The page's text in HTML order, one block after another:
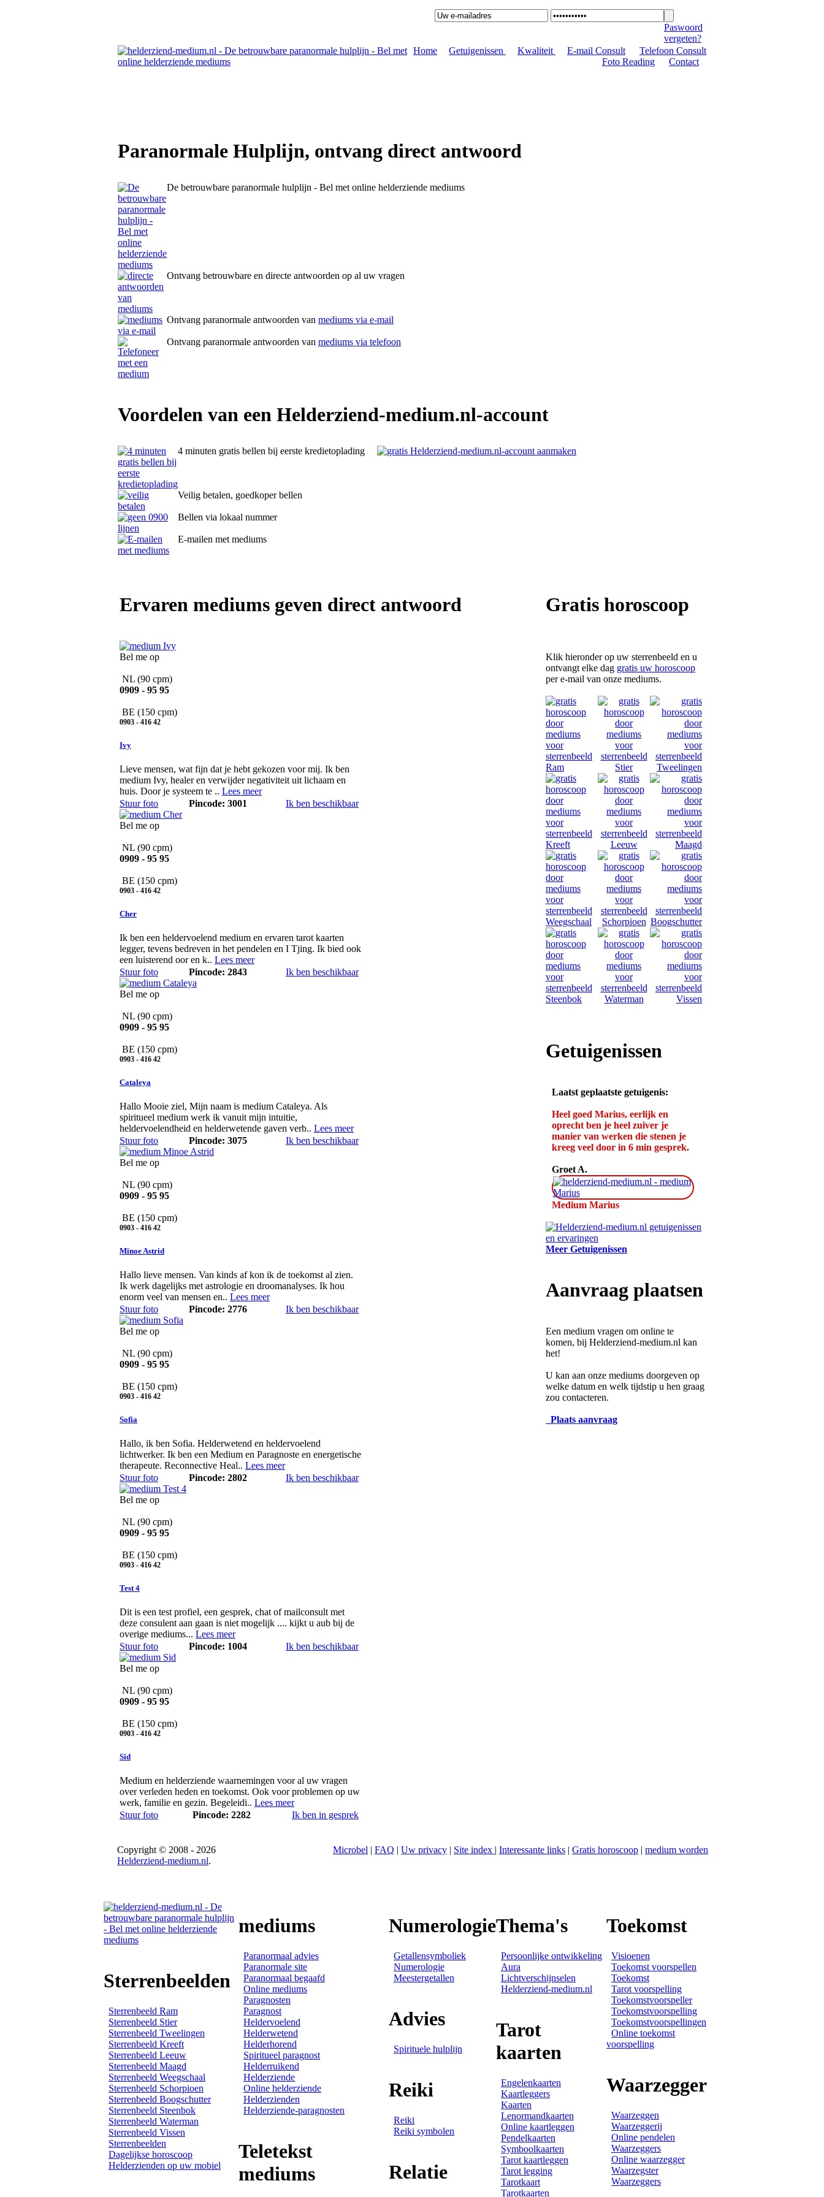
Paswoord
vergeten?
Home
Getuigenissen Kwaliteit E-mail Consult
Telefoon Consult
Foto Reading Contact
Paranormale Hulplijn, ontvang direct antwoord
De betrouwbare paranormale hulplijn - Bel met online helderziende mediums
Ontvang betrouwbare en directe antwoorden op al uw vragen
Ontvang paranormale antwoorden van mediums via e-mail
Ontvang paranormale antwoorden van mediums via telefoon
Voordelen van een Helderziend-medium.nl-account
4 minuten gratis bellen bij eerste kredietoplading
Veilig betalen, goedkoper bellen
Bellen via lokaal nummer
E-mailen met mediums
Ervaren mediums geven direct antwoord
Bel me op
NL (90 cpm)
0909 - 95 95
BE (150 cpm)
0903 - 416 42
Ivy
Lieve mensen, wat fijn dat je hebt gekozen voor mij. Ik ben
medium Ivy, healer en verwijder negativiteit uit lichaam en
huis. Door je systeem te .. Lees meer
Stuur foto
Pincode: 3001 Ik ben beschikbaar
Bel me op
NL (90 cpm)
0909 - 95 95
BE (150 cpm)
0903 - 416 42
Cher
Ik ben een heldervoelend medium en ervaren tarot kaarten
legger, tevens bedreven in het pendelen en I Tjing. Ik bied ook
een luisterend oor en k.. Lees meer
Stuur foto
Pincode: 2843 Ik ben beschikbaar
Bel me op
NL (90 cpm)
0909 - 95 95
BE (150 cpm)
0903 - 416 42
Cataleya
Hallo Mooie ziel, Mijn naam is medium Cataleya. Als
spiritueel medium werk ik vanuit mijn intuitie,
heldervoelendheid en helderwetende gaven verb.. Lees meer
Stuur foto
Pincode: 3075 Ik ben beschikbaar
Bel me op
NL (90 cpm)
0909 - 95 95
BE (150 cpm)
0903 - 416 42
Minoe Astrid
Hallo lieve mensen. Van kinds af kon ik de toekomst al zien.
Ik werk dagelijks met astrologie en droomanalyses. Ik hou
enorm veel van mensen en.. Lees meer
Stuur foto
Pincode: 2776 Ik ben beschikbaar
Bel me op
NL (90 cpm)
0909 - 95 95
BE (150 cpm)
0903 - 416 42
Sofia
Hallo, ik ben Sofia. Helderwetend en heldervoelend
lichtwerker. Ik ben een Medium en Paragnoste en energetische
therapeute. Reconnective Heal.. Lees meer
Stuur foto
Pincode: 2802 Ik ben beschikbaar
Bel me op
NL (90 cpm)
0909 - 95 95
BE (150 cpm)
0903 - 416 42
Test 4
Dit is een test profiel, een gesprek, chat of mailconsult met
deze consulent aan gaan is niet mogelijk .... kijkt u aub bij de
overige mediums... Lees meer
Stuur foto
Pincode: 1004 Ik ben beschikbaar
Bel me op
NL (90 cpm)
0909 - 95 95
BE (150 cpm)
0903 - 416 42
Sid
Medium en helderziende waarnemingen voor al uw vragen
over verleden heden en toekomst. Ook voor problemen op uw
werk, familie en gezin. Begeleidi.. Lees meer
Stuur foto
Pincode: 2282 Ik ben in gesprek
Gratis horoscoop
Klik hieronder op uw sterrenbeeld en u
ontvangt elke dag gratis uw horoscoop
per e-mail van onze mediums.
Getuigenissen
Laatst geplaatste getuigenis:
Heel goed Marius, eerlijk en
oprecht ben je heel zuiver je
manier van werken die stenen je
kreeg veel door in 6 min gesprek.
Groet A.
Medium Marius
Meer Getuigenissen
Aanvraag plaatsen
Een medium vragen om online te
komen, bij Helderziend-medium.nl kan
het!
U kan aan onze mediums doorgeven op
welke datum en welk tijdstip u hen graag
zou contacteren.
Plaats aanvraag
Copyright © 2008 - 2026
Helderziend-medium.nl.
Microbel | FAQ | Uw privacy | Site index | Interessante links | Gratis horoscoop | medium worden
Sterrenbeelden
Sterrenbeeld Ram
Sterrenbeeld Stier
Sterrenbeeld Tweelingen
Sterrenbeeld Kreeft
Sterrenbeeld Leeuw
Sterrenbeeld Maagd
Sterrenbeeld Weegschaal
Sterrenbeeld Schorpioen
Sterrenbeeld Boogschutter
Sterrenbeeld Steenbok
Sterrenbeeld Waterman
Sterrenbeeld Vissen
Sterrenbeelden
Dagelijkse horoscoop
Helderzienden op uw mobiel
mediums
Paranormaal advies
Paranormale site
Paranormaal begaafd
Online mediums
Paragnosten
Paragnost
Heldervoelend
Helderwetend
Helderhorend
Spiritueel paragnost
Helderruikend
Helderziende
Online helderziende
Helderzienden
Helderziende-paragnosten
Teletekst
mediums
Numerologie
Getallensymboliek
Numerologie
Meestergetallen
Advies
Spirituele hulplijn
Reiki
Reiki
Reiki symbolen
Relatie
Thema's
Persoonlijke ontwikkeling
Aura
Lichtverschijnselen
Helderziend-medium.nl
Tarot
kaarten
Engelenkaarten
Kaartleggers
Kaarten
Lenormandkaarten
Online kaartleggen
Pendelkaarten
Symboolkaarten
Tarot kaartleggen
Tarot legging
Tarotkaart
Tarotkaarten
Toekomst
Visioenen
Toekomst voorspellen
Toekomst
Tarot voorspelling
Toekomstvoorspeller
Toekomstvoorspelling
Toekomstvoorspellingen
Online toekomst
voorspelling
Waarzegger
Waarzeggen
Waarzeggerij
Online pendelen
Waarzeggers
Online waarzegger
Waarzegster
Waarzeggers